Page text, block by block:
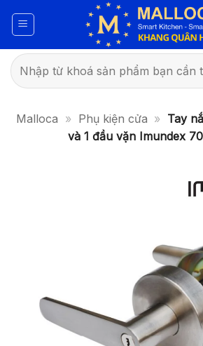
qua
dung
Tìm
kiếm:
Malloca » Phụ kiện cửa » Tay
và 1 đầu vặn Imundex